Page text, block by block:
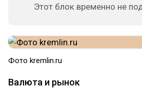
Этот блок временно не
Фото kremlin.ru
Валюта и рынок